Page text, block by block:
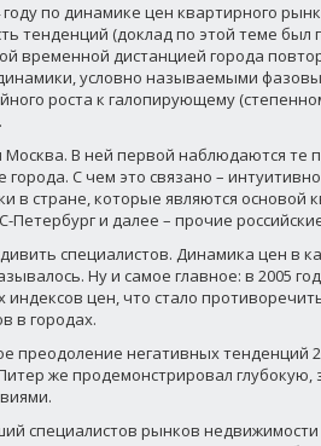
по динамике цен квартирного
тенденций (доклад по этой теме был
временной дистанцией города
условно называемыми
роста к галопирующему
Москва. В ней первой наблюдаются те
С чем это связано –
в стране, которые являются основой
и далее – прочие
специалистов. Динамика цен в
Ну и самое главное: в 2005
цен, что стало
в городах.
преодоление негативных тенденций
же продемонстрировал глубокую,
специалистов рынков